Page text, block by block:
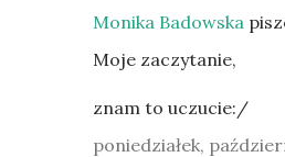
Monika Badowska
Moje zaczytanie,
znam to uczucie:/
poniedziałek,